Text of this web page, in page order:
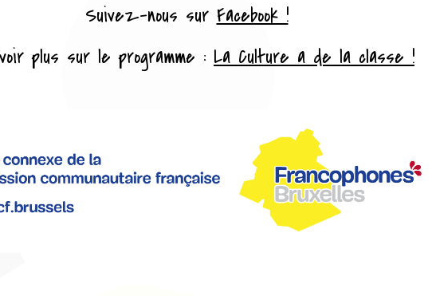
Suivez-nous sur Facebook !
plus sur le programme : La Culture a de la classe !